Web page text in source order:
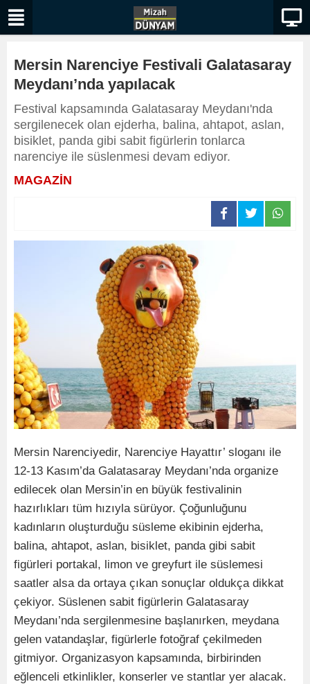
Mersin Narenciye Festivali Galatasaray
Meydanı’nda yapılacak
Festival kapsamında Galatasaray Meydanı'nda
sergilenecek olan ejderha, balina, ahtapot, aslan,
bisiklet, panda gibi sabit figürlerin tonlarca
narenciye ile süslenmesi devam ediyor.
MAGAZİN
Mersin Narenciyedir, Narenciye Hayattır’ sloganı ile
12-13 Kasım’da Galatasaray Meydanı’nda organize
edilecek olan Mersin’in en büyük festivalinin
hazırlıkları tüm hızıyla sürüyor. Çoğunluğunu
kadınların oluşturduğu süsleme ekibinin ejderha,
balina, ahtapot, aslan, bisiklet, panda gibi sabit
figürleri portakal, limon ve greyfurt ile süslemesi
saatler alsa da ortaya çıkan sonuçlar oldukça dikkat
çekiyor. Süslenen sabit figürlerin Galatasaray
Meydanı’nda sergilenmesine başlanırken, meydana
gelen vatandaşlar, figürlerle fotoğraf çekilmeden
gitmiyor. Organizasyon kapsamında, birbirinden
eğlenceli etkinlikler, konserler ve stantlar yer alacak.